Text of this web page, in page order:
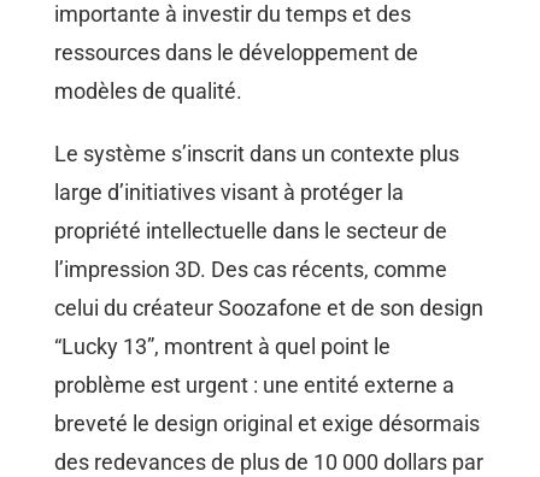
importante à investir du temps et des
ressources dans le développement de
modèles de qualité.
Le système s’inscrit dans un contexte plus
large d’initiatives visant à protéger la
propriété intellectuelle dans le secteur de
l’impression 3D. Des cas récents, comme
celui du créateur Soozafone et de son design
“Lucky 13”, montrent à quel point le
problème est urgent : une entité externe a
breveté le design original et exige désormais
des redevances de plus de 10 000 dollars par